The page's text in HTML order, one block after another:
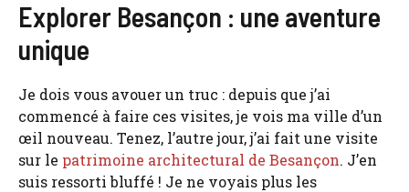
Explorer Besançon : une aventure
unique
Je dois vous avouer un truc : depuis que j’ai
commencé à faire ces visites, je vois ma ville d’un
œil nouveau. Tenez, l’autre jour, j’ai fait une visite
sur le patrimoine architectural de Besançon. J’en
suis ressorti bluffé ! Je ne voyais plus les